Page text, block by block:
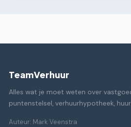
TeamVerhuur
Alles wat je moet weten over
puntenstelsel, verhuurhypotheek,
Auteur: Mark Veenstra